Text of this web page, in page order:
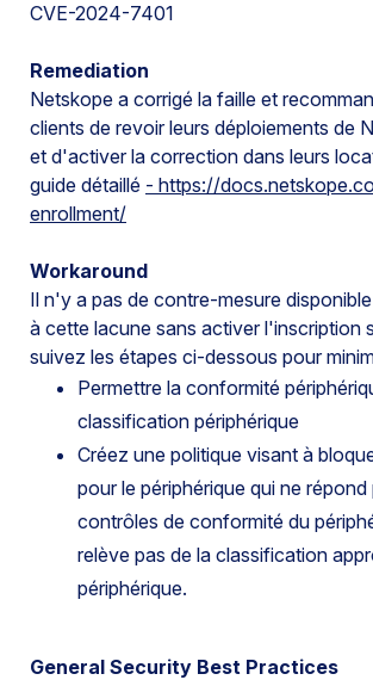
CVE-2024-7401
Remediation
Netskope a corrigé la faille et
clients de revoir leurs déploiements de
et d'activer la correction dans leurs
guide détaillé - https://
enrollment/
Workaround
Il n'y a pas de contre-mesure
à cette lacune sans activer l'inscription
suivez les étapes ci-dessous pour
Permettre la conformité
classification périphérique
Créez une politique visant à
pour le périphérique qui ne
contrôles de conformité du
relève pas de la classification
périphérique.
General Security Best Practices